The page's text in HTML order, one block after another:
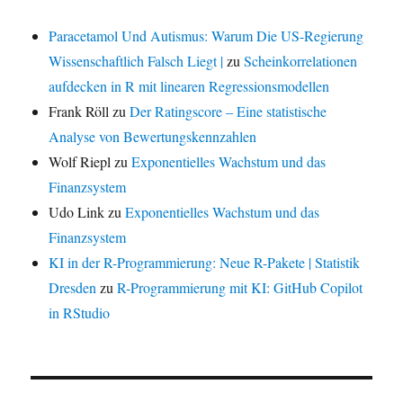
Paracetamol Und Autismus: Warum Die US-Regierung
Wissenschaftlich Falsch Liegt |zuScheinkorrelationen
aufdecken in R mit linearen Regressionsmodellen
Frank Röll zuDer Ratingscore – Eine statistische
Analyse von Bewertungskennzahlen
Wolf Riepl zuExponentielles Wachstum und das
Finanzsystem
Udo LinkzuExponentielles Wachstum und das
Finanzsystem
KI in der R-Programmierung: Neue R-Pakete | Statistik
Dresden zuR-Programmierung mit KI: GitHub Copilot
in RStudio